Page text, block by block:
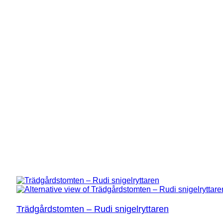
Trädgårdstomten – Rudi snigelryttaren